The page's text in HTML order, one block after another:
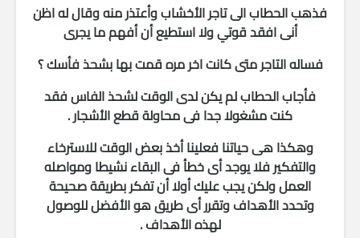
فذهب الحطاب الى تاجر الأخشاب وأعتذر منه وقال له اظن
أنى افقد قوتي ولا استطيع أن أفهم ما يجرى
فساله التاجر متى كانت اخر مره قمت بها بشحذ فأسك ؟
فأجاب الحطاب لم يكن لدى الوقت لشحذ الفاس فقد
كنت مشغولا جدا فى محاولة قطع الأشجار .
وهكذا هى حياتنا فعلينا أخذ بعض الوقت للاسترخاء
والتفكير فلا يوجد أى خطأ فى البقاء نشيطا ومواصله
العمل ولكن يجب عليك أولا أن تفكر بطريقة صحيحة
وتحدد الأهداف وتقرر أى طريق هو الأفضل للوصول
لهذه الأهداف .